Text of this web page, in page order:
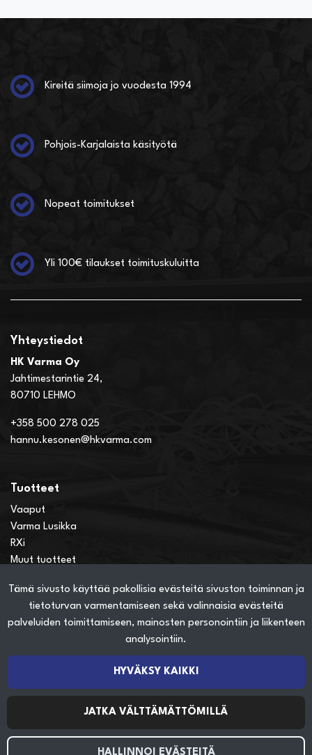
Tämä sivusto käyttää pakollisia evästeitä sivuston toiminnan ja
tietoturvan varmentamiseen sekä valinnaisia evästeitä
palveluiden toimittamiseen, mainosten personointiin ja liikenteen
analysointiin.
HYVÄKSY KAIKKI
JATKA VÄLTTÄMÄTTÖMILLÄ
HALLINNOI EVÄSTEITÄ
Kireitä siimoja jo vuodesta 1994
Pohjois-Karjalaista käsityötä
Nopeat toimitukset
Yli 100€ tilaukset toimituskuluitta
Yhteystiedot
HK Varma Oy
Jahtimestarintie 24,
80710 LEHMO
+358 500 278 025
hannu.kesonen@hkvarma.com
Tuotteet
Vaaput
Varma Lusikka
RXi
Muut tuotteet
Verkkokauppainfo
Näin teet ostoksia verkkokaupassa
Tietosuojaseloste
Seuraa sosiaalisessa mediassa